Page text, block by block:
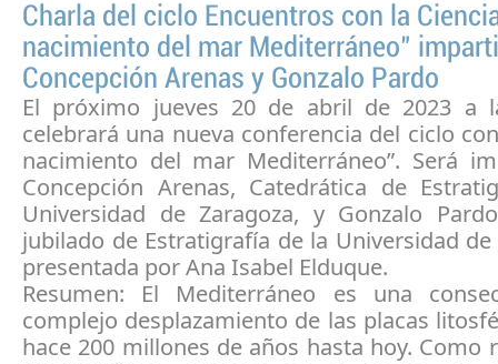
Charla del ciclo Encuentros con la
nacimiento del mar Mediterráneo"
Concepción Arenas y Gonzalo Pardo
El próximo jueves 20 de abril de 2023 a
celebrará una nueva conferencia del ciclo
nacimiento del mar Mediterráneo”. Será
Concepción Arenas, Catedrática de
Universidad de Zaragoza, y Gonzalo
jubilado de Estratigrafía de la Universidad de
presentada por Ana Isabel Elduque.
Resumen: El Mediterráneo es una
complejo desplazamiento de las placas
hace 200 millones de años hasta hoy. Como